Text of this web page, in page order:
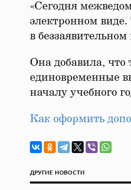
«Сегодня
электронном
в
Она добавила, что
единовременные
началу учебного
Как оформить
ДРУГИЕ НОВОСТИ